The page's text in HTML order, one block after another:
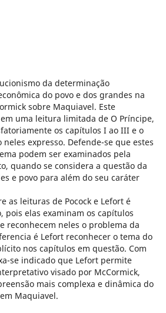
da determinação
do povo e dos grandes na
sobre Maquiavel. Este
uma leitura limitada de O Príncipe,
os capítulos I ao III e o
expresso. Defende-se que estes
podem ser examinados pela
quando se considera a questão da
e povo para além do seu caráter
as leituras de Pocock e Lefort é
pois elas examinam os capítulos
reconhecem neles o problema da
é Lefort reconhecer o tema do
nos capítulos em questão. Com
se indicado que Lefort permite
visado por McCormick,
mais complexa e dinâmica do
Maquiavel.